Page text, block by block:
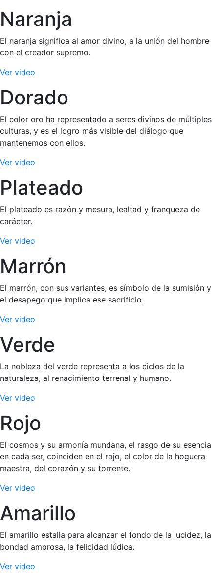
Naranja
El naranja significa al amor divino, a la unión del hombre
con el creador supremo.
Ver video
Dorado
El color oro ha representado a seres divinos de múltiples
culturas, y es el logro más visible del diálogo que
mantenemos con ellos.
Ver video
Plateado
El plateado es razón y mesura, lealtad y franqueza de
carácter.
Ver video
Marrón
El marrón, con sus variantes, es símbolo de la sumisión y
el desapego que implica ese sacrificio.
Ver video
Verde
La nobleza del verde representa a los ciclos de la
naturaleza, al renacimiento terrenal y humano.
Ver video
Rojo
El cosmos y su armonía mundana, el rasgo de su esencia
en cada ser, coinciden en el rojo, el color de la hoguera
maestra, del corazón y su torrente.
Ver video
Amarillo
El amarillo estalla para alcanzar el fondo de la lucidez, la
bondad amorosa, la felicidad lúdica.
Ver video